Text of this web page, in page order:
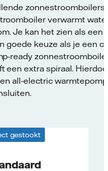
zonnestroomboilers
verwarmt
Je kan het zien als een
goede keuze als je een
ready
een extra spiraal.
all‑electric warmtepomp
gestookt